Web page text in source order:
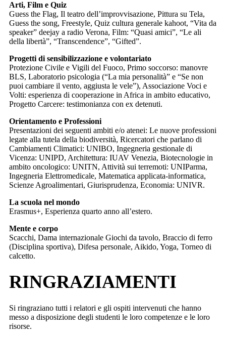
Arti, Film e Quiz
Guess the Flag, Il teatro dell’improvvisazione, Pittura su Tela,
Guess the song, Freestyle, Quiz cultura generale kahoot, “Vita da
speaker” deejay a radio Verona, Film: “Quasi amici”, “Le ali
della libertà”, “Transcendence”, “Gifted”.
Progetti di sensibilizzazione e volontariato
Protezione Civile e Vigili del Fuoco, Primo soccorso: manovre
BLS, Laboratorio psicologia (“La mia personalità” e “Se non
puoi cambiare il vento, aggiusta le vele”), Associazione Voci e
Volti: esperienza di cooperazione in Africa in ambito educativo,
Progetto Carcere: testimonianza con ex detenuti.
Orientamento e Professioni
Presentazioni dei seguenti ambiti e/o atenei: Le nuove professioni
legate alla tutela della biodiversità, Ricercatori che parlano di
Cambiamenti Climatici: UNIBO, Ingegneria gestionale di
Vicenza: UNIPD, Architettura: IUAV Venezia, Biotecnologie in
ambito oncologico: UNITN, Attività sui terremoti: UNIParma,
Ingegneria Elettromedicale, Matematica applicata-informatica,
Scienze Agroalimentari, Giurisprudenza, Economia: UNIVR.
La scuola nel mondo
Erasmus+, Esperienza quarto anno all’estero.
Mente e corpo
Scacchi, Dama internazionale Giochi da tavolo, Braccio di ferro
(Disciplina sportiva), Difesa personale, Aikido, Yoga, Torneo di
calcetto.
RINGRAZIAMENTI
Si ringraziano tutti i relatori e gli ospiti intervenuti che hanno
messo a disposizione degli studenti le loro competenze e le loro
risorse.